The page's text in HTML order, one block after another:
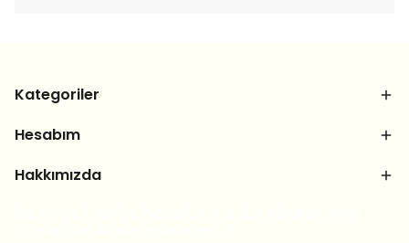
Kategoriler
Hesabım
Hakkımızda